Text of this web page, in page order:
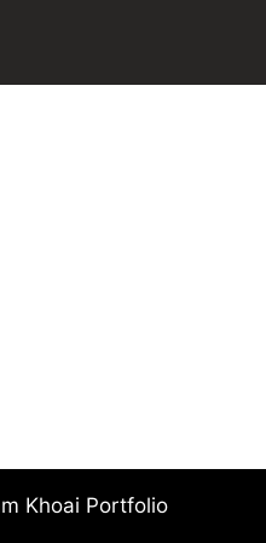
Khoai Portfolio